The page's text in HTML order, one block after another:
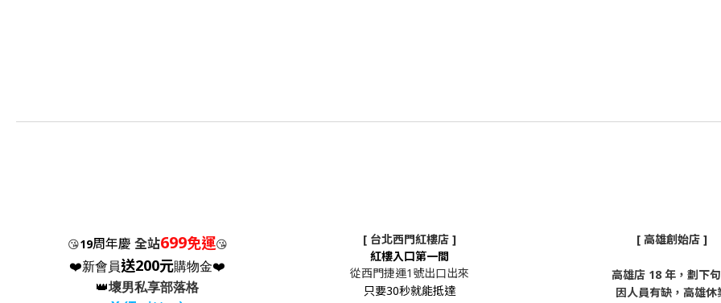
😘19周年慶 全站699免運😘
❤️新會員送200元購物金❤️
👑壞男私享部落格
[ 台北西門紅樓店 ]
紅樓入口第一間
從西門捷運1號出口出來
只要30秒就能抵達
[ 高雄創始店 ]
高雄店 18 年，劃下
因人員有缺，高雄休